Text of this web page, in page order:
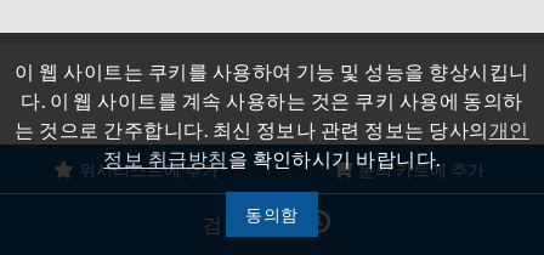
A223813은 동급 최고의 화질 검사와 엄격한
신호 무결성 테스트를 제공하는 신뢰할 수 있
고 공정한 신호 모듈입니다.
위시리스트에 추가 문의 카트에 추가
이 웹 사이트는 쿠키를 사용하여 기능 및 성능을 향상시킵니
다. 이 웹 사이트를 계속 사용하는 것은 쿠키 사용에 동의하
는 것으로 간주합니다. 최신 정보나 관련 정보는 당사의 개인
정보 취급방침 을 확인하시기 바랍니다.
동의함
검색 기록